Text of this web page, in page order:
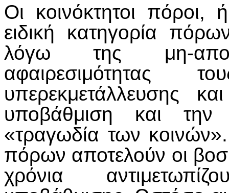
Οι κοινόκτητοι
ειδική κατηγορία
λόγω της μη-
αφαιρεσιμότητας
υπερεκμετάλλευσης
υποβάθμιση και
«τραγωδία των
πόρων αποτελούν οι
χρόνια